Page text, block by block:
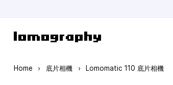
Home › 底片相機 › Lomomatic 110 底片相機